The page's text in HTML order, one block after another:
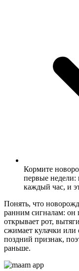
Кормите
первые
каждый час, и
Понять, что
ранним сигналам: он
открывает рот,
сжимает кулачки
поздний признак,
раньше.